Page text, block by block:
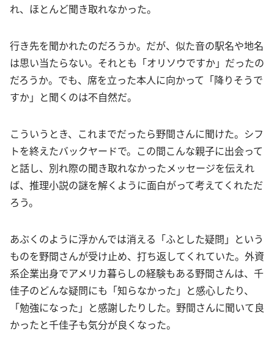
れ、ほとんど聞き取れなかった。
行き先を聞かれたのだろうか。だが、似た音の駅名や地名
は思い当たらない。それとも「オリソウですか」だったの
だろうか。でも、席を立った本人に向かって「降りそうで
すか」と聞くのは不自然だ。
こういうとき、これまでだったら野間さんに聞けた。シフ
トを終えたバックヤードで。この間こんな親子に出会って
と話し、別れ際の聞き取れなかったメッセージを伝えれ
ば、推理小説の謎を解くように面白がって考えてくれただ
ろう。
あぶくのように浮かんでは消える「ふとした疑問」という
ものを野間さんが受け止め、打ち返してくれていた。外資
系企業出身でアメリカ暮らしの経験もある野間さんは、千
佳子のどんな疑問にも「知らなかった」と感心したり、
「勉強になった」と感謝したりした。野間さんに聞いて良
かったと千佳子も気分が良くなった。